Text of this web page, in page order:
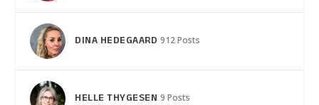
DINA HEDEGAARD 912 Posts
HELLE THYGESEN 9 Posts